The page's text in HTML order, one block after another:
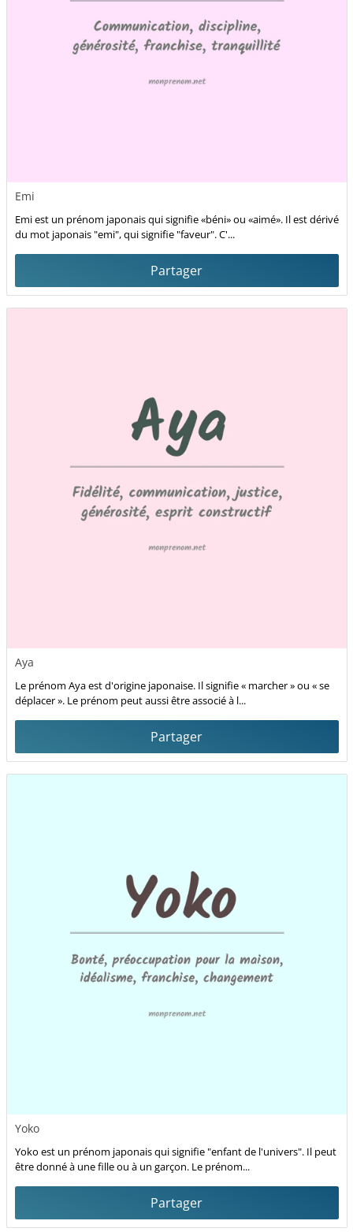
Emi
Emi est un prénom japonais qui signifie «béni» ou «aimé». Il est dérivé
du mot japonais "emi", qui signifie "faveur". C'...
Partager
Aya
Le prénom Aya est d'origine japonaise. Il signifie « marcher » ou « se
déplacer ». Le prénom peut aussi être associé à l...
Partager
Yoko
Yoko est un prénom japonais qui signifie "enfant de l'univers". Il peut
être donné à une fille ou à un garçon. Le prénom...
Partager